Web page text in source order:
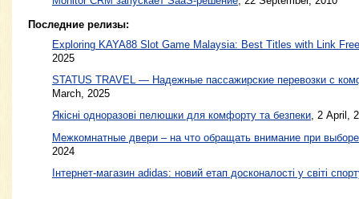
Последние релизы:
Exploring KAYA88 Slot Game Malaysia: Best Titles with Link
2025
STATUS TRAVEL — Надежные пассажирские перевозки с
March, 2025
Якісні одноразові пелюшки для комфорту та безпеки, 2 April,
Межкомнатные двери – на что обращать внимание при
2024
Інтернет-магазин adidas: новий етап досконалості у світі